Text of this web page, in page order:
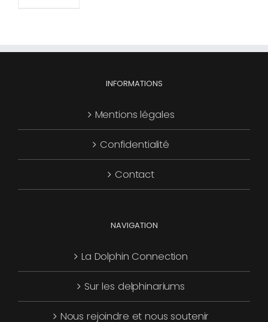
choisies
choisies
la
page
produit
INFORMATIONS
Mentions légales
Confidentialité
Contact
NAVIGATION
La Dolphin Connection
Sur les delphinariums
Nous rejoindre et nous soutenir